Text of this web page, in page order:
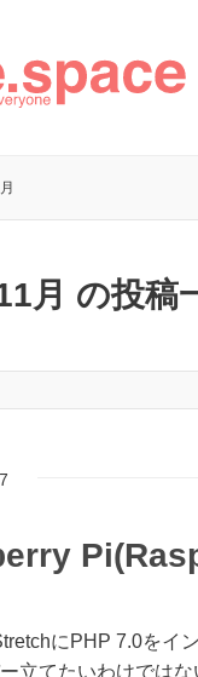
月 の投稿
にPHP 7.0をイ
立てたいわけでは